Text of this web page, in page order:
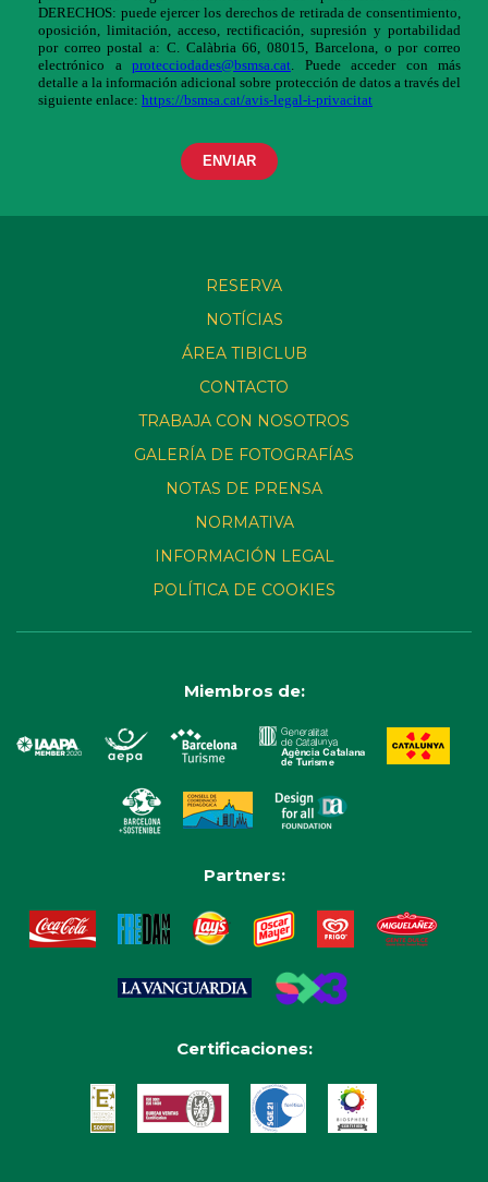
RESERVA
NOTÍCIAS
ÁREA TIBICLUB
CONTACTO
TRABAJA CON NOSOTROS
GALERÍA DE FOTOGRAFÍAS
NOTAS DE PRENSA
NORMATIVA
INFORMACIÓN LEGAL
POLÍTICA DE COOKIES
Miembros de:
Partners:
Certificaciones: